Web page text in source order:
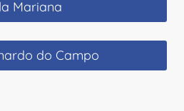
Mariana
do Campo